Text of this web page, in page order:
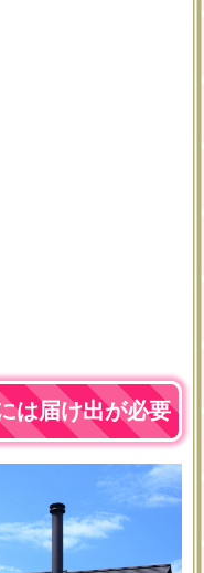
は届け出が必要